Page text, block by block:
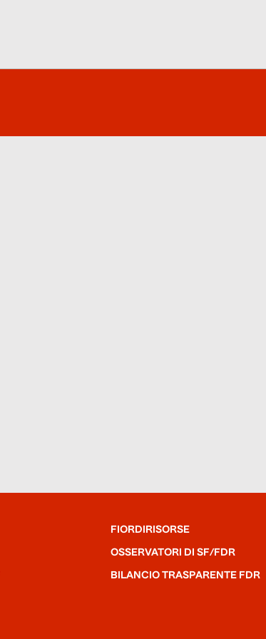
FIORDIRISORSE
OSSERVATORI DI SF/FDR
BILANCIO TRASPARENTE FDR